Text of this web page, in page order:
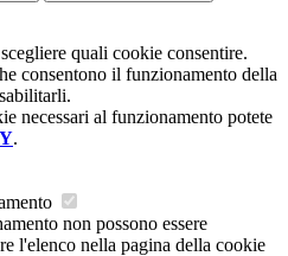
quali cookie consentire.
consentono il funzionamento della
necessari al funzionamento potete
.
non possono essere
l'elenco nella pagina della cookie